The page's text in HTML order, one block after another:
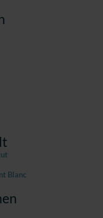
Blanc